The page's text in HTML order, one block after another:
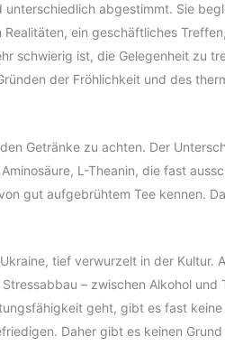
abgestimmt. Sie
ein geschäftliches
schwierig ist, die Gelegenheit zu
der Fröhlichkeit und des
Getränke zu achten. Der
L-Theanin, die fast
gut aufgebrühtem Tee kennen.
tief verwurzelt in der Kultur.
– zwischen Alkohol
geht, gibt es fast
Daher gibt es keinen